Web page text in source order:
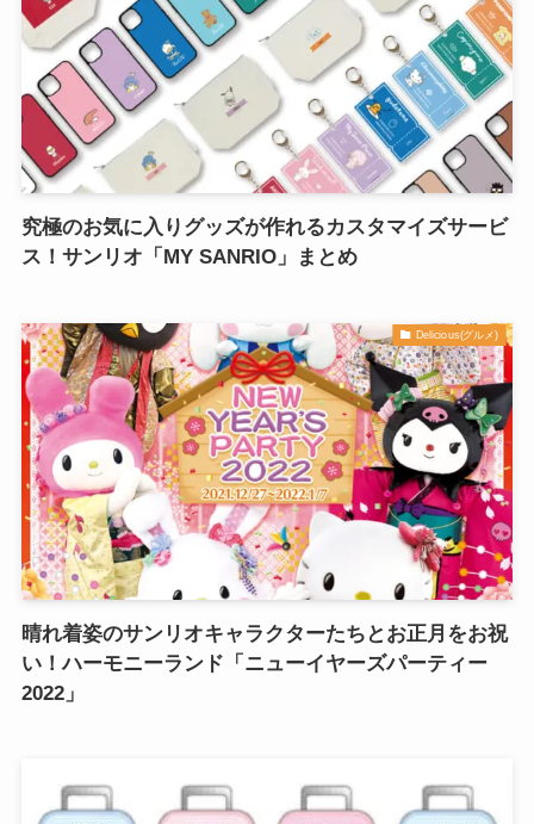
究極のお気に入りグッズが作れるカスタマイズサービ
ス！サンリオ「MY SANRIO」まとめ
Delicious(グルメ)
晴れ着姿のサンリオキャラクターたちとお正月をお祝
い！ハーモニーランド「ニューイヤーズパーティー
2022」